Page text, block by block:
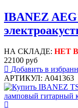
IBANEZ
НА СКЛАДЕ: НЕТ
22100 руб
Добавить в
АРТИКУЛ: A041363